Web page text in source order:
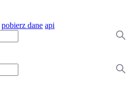
pobierz dane api